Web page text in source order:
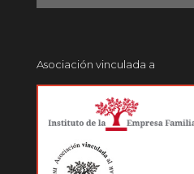
Asociación vinculada a